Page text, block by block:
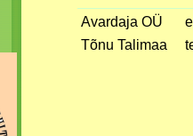
Avardaja OÜ
Tõnu Talimaa